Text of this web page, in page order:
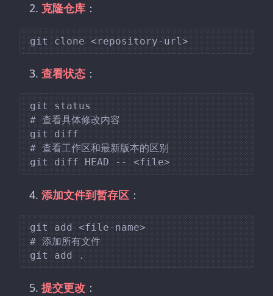
克隆仓库 ：
查看状态 ：
git status
# 查看具体修改内容
git diff
# 查看工作区和最新版本的区别
添加文件到暂存区 ：
git add <file-name>
# 添加所有文件
提交更改 ：